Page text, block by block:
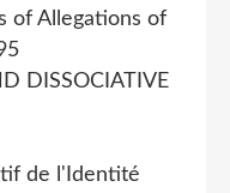
of Allegations of
DISSOCIATIVE
de l'Identité